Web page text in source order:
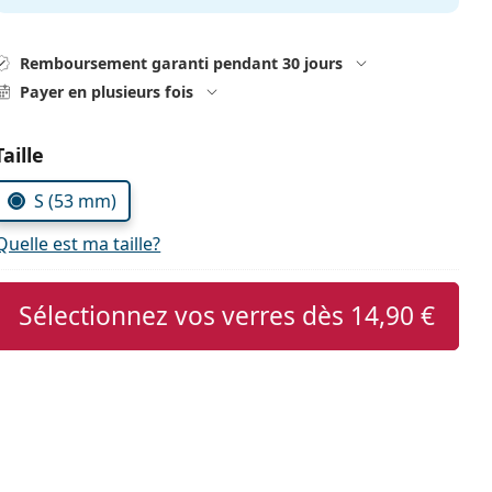
Remboursement garanti pendant 30 jours
Payer en plusieurs fois
les paramètres
S (53 mm)
est ma taille?
Sélectionnez vos verres dès 14,90 €